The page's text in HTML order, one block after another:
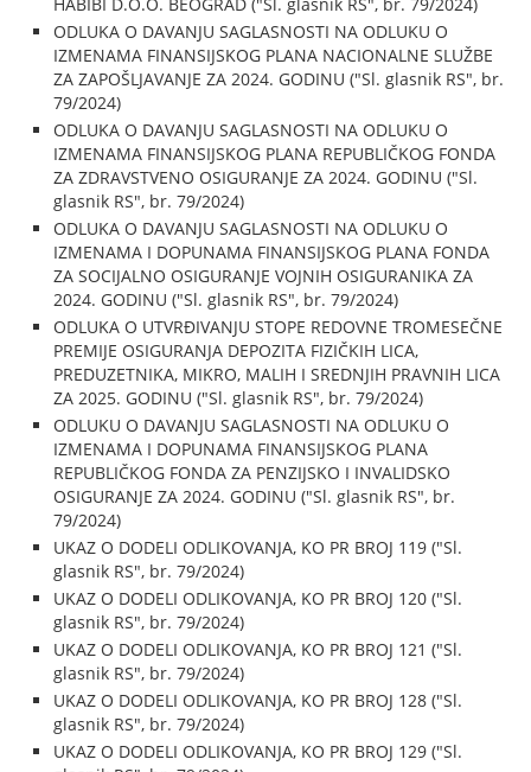
ODLUKA O DAVANJU SAGLASNOSTI NA ODLUKU O
IZMENAMA FINANSIJSKOG PLANA NACIONALNE SLUŽBE
ZA ZAPOŠLJAVANJE ZA 2024. GODINU ("Sl. glasnik RS", br.
79/2024)
ODLUKA O DAVANJU SAGLASNOSTI NA ODLUKU O
IZMENAMA FINANSIJSKOG PLANA REPUBLIČKOG FONDA
ZA ZDRAVSTVENO OSIGURANJE ZA 2024. GODINU ("Sl.
glasnik RS", br. 79/2024)
ODLUKA O DAVANJU SAGLASNOSTI NA ODLUKU O
IZMENAMA I DOPUNAMA FINANSIJSKOG PLANA FONDA
ZA SOCIJALNO OSIGURANJE VOJNIH OSIGURANIKA ZA
2024. GODINU ("Sl. glasnik RS", br. 79/2024)
ODLUKA O UTVRĐIVANJU STOPE REDOVNE TROMESEČNE
PREMIJE OSIGURANJA DEPOZITA FIZIČKIH LICA,
PREDUZETNIKA, MIKRO, MALIH I SREDNJIH PRAVNIH LICA
ZA 2025. GODINU ("Sl. glasnik RS", br. 79/2024)
ODLUKU O DAVANJU SAGLASNOSTI NA ODLUKU O
IZMENAMA I DOPUNAMA FINANSIJSKOG PLANA
REPUBLIČKOG FONDA ZA PENZIJSKO I INVALIDSKO
OSIGURANJE ZA 2024. GODINU ("Sl. glasnik RS", br.
79/2024)
UKAZ O DODELI ODLIKOVANJA, KO PR BROJ 119 ("Sl.
glasnik RS", br. 79/2024)
UKAZ O DODELI ODLIKOVANJA, KO PR BROJ 120 ("Sl.
glasnik RS", br. 79/2024)
UKAZ O DODELI ODLIKOVANJA, KO PR BROJ 121 ("Sl.
glasnik RS", br. 79/2024)
UKAZ O DODELI ODLIKOVANJA, KO PR BROJ 128 ("Sl.
glasnik RS", br. 79/2024)
UKAZ O DODELI ODLIKOVANJA, KO PR BROJ 129 ("Sl.